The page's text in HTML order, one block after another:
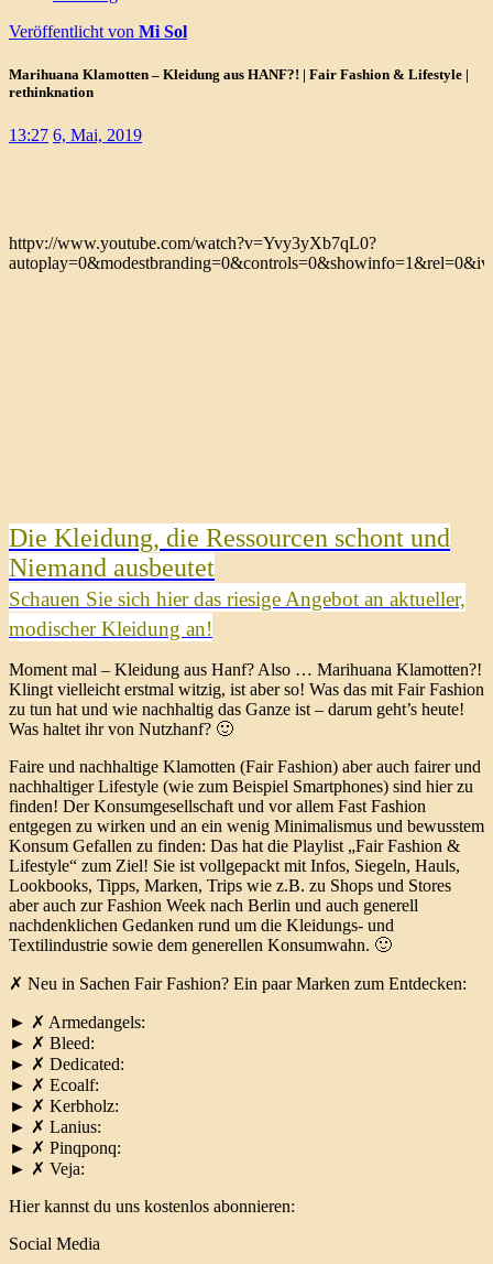
Veröffentlicht von Mi Sol
Marihuana Klamotten – Kleidung aus HANF?! | Fair Fashion & Lifestyle |
rethinknation
13:27 6, Mai, 2019
httpv://www.youtube.com/watch?v=Yvy3yXb7qL0?
Die Kleidung, die Ressourcen schont und
Niemand ausbeutet
Schauen Sie sich hier das riesige Angebot an aktueller,
modischer Kleidung an!
Moment mal – Kleidung aus Hanf? Also … Marihuana Klamotten?!
Klingt vielleicht erstmal witzig, ist aber so! Was das mit Fair Fashion
zu tun hat und wie nachhaltig das Ganze ist – darum geht’s heute!
Was haltet ihr von Nutzhanf? 🙂
Faire und nachhaltige Klamotten (Fair Fashion) aber auch fairer und
nachhaltiger Lifestyle (wie zum Beispiel Smartphones) sind hier zu
finden! Der Konsumgesellschaft und vor allem Fast Fashion
entgegen zu wirken und an ein wenig Minimalismus und bewusstem
Konsum Gefallen zu finden: Das hat die Playlist „Fair Fashion &
Lifestyle“ zum Ziel! Sie ist vollgepackt mit Infos, Siegeln, Hauls,
Lookbooks, Tipps, Marken, Trips wie z.B. zu Shops und Stores
aber auch zur Fashion Week nach Berlin und auch generell
nachdenklichen Gedanken rund um die Kleidungs- und
Textilindustrie sowie dem generellen Konsumwahn. 🙂
✗ Neu in Sachen Fair Fashion? Ein paar Marken zum Entdecken:
► ✗ Armedangels:
► ✗ Bleed:
► ✗ Dedicated:
► ✗ Ecoalf:
► ✗ Kerbholz:
► ✗ Lanius:
► ✗ Pinqponq:
► ✗ Veja:
Hier kannst du uns kostenlos abonnieren:
Social Media